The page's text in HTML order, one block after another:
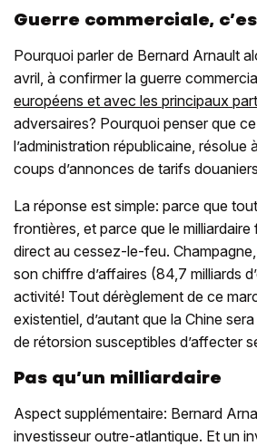
Guerre commerciale,
Pourquoi parler de Bernard Arnault
avril, à confirmer la guerre
européens et avec les principaux
adversaires? Pourquoi penser que
l’administration républicaine,
coups d’annonces de tarifs
La réponse est simple: parce que
frontières, et parce que le
direct au cessez-le-feu.
son chiffre d’affaires (84,7 milliards
activité! Tout dérèglement de ce
existentiel, d’autant que la Chine
de rétorsion susceptibles d’affecter
Pas qu’un milliardaire
Aspect supplémentaire: Bernard
investisseur outre-atlantique. Et un